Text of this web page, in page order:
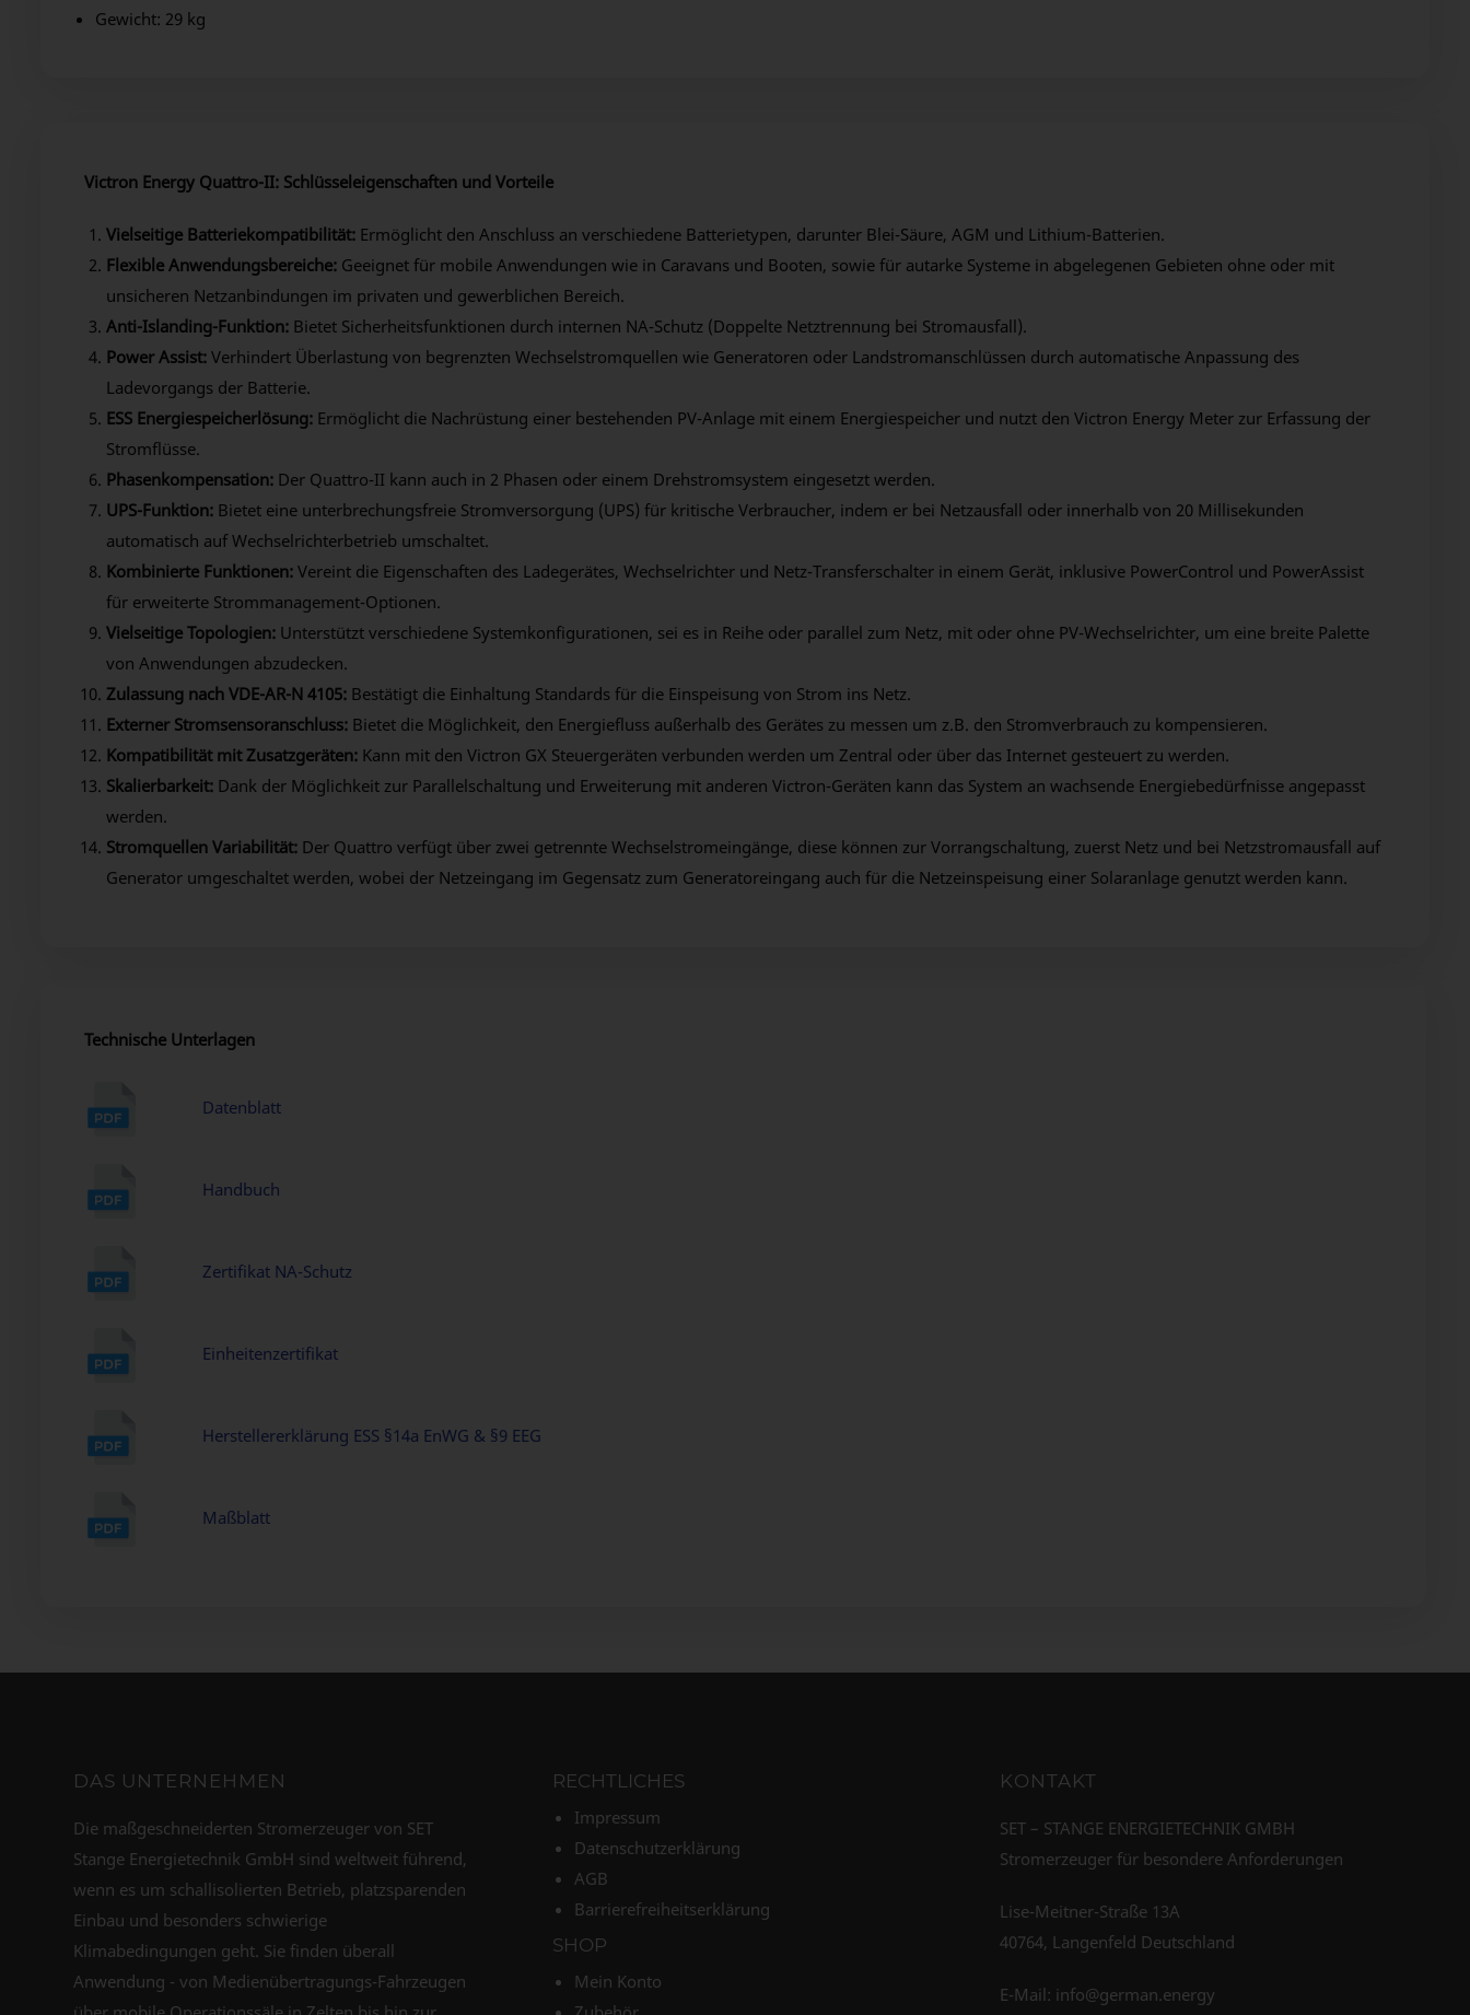
Gewicht: 29 kg
Victron Energy Quattro-II: Schlüsseleigenschaften und Vorteile
Vielseitige Batteriekompatibilität: Ermöglicht den Anschluss an verschiedene Batterietypen, darunter Blei-Säure, AGM und Lithium-Batterien.
Flexible Anwendungsbereiche: Geeignet für mobile Anwendungen wie in Caravans und Booten, sowie für autarke Systeme in abgelegenen Gebieten ohne oder mit
unsicheren Netzanbindungen im privaten und gewerblichen Bereich.
Anti-Islanding-Funktion: Bietet Sicherheitsfunktionen durch internen NA-Schutz (Doppelte Netztrennung bei Stromausfall).
Power Assist: Verhindert Überlastung von begrenzten Wechselstromquellen wie Generatoren oder Landstromanschlüssen durch automatische Anpassung des
Ladevorgangs der Batterie.
ESS Energiespeicherlösung: Ermöglicht die Nachrüstung einer bestehenden PV-Anlage mit einem Energiespeicher und nutzt den Victron Energy Meter zur Erfassung der
Stromflüsse.
Phasenkompensation: Der Quattro-II kann auch in 2 Phasen oder einem Drehstromsystem eingesetzt werden.
UPS-Funktion: Bietet eine unterbrechungsfreie Stromversorgung (UPS) für kritische Verbraucher, indem er bei Netzausfall oder innerhalb von 20 Millisekunden
automatisch auf Wechselrichterbetrieb umschaltet.
Kombinierte Funktionen: Vereint die Eigenschaften des Ladegerätes, Wechselrichter und Netz-Transferschalter in einem Gerät, inklusive PowerControl und PowerAssist
für erweiterte Strommanagement-Optionen.
Vielseitige Topologien: Unterstützt verschiedene Systemkonfigurationen, sei es in Reihe oder parallel zum Netz, mit oder ohne PV-Wechselrichter, um eine breite Palette
von Anwendungen abzudecken.
Zulassung nach VDE-AR-N 4105: Bestätigt die Einhaltung Standards für die Einspeisung von Strom ins Netz.
Externer Stromsensoranschluss: Bietet die Möglichkeit, den Energiefluss außerhalb des Gerätes zu messen um z.B. den Stromverbrauch zu kompensieren.
Kompatibilität mit Zusatzgeräten: Kann mit den Victron GX Steuergeräten verbunden werden um Zentral oder über das Internet gesteuert zu werden.
Skalierbarkeit: Dank der Möglichkeit zur Parallelschaltung und Erweiterung mit anderen Victron-Geräten kann das System an wachsende Energiebedürfnisse angepasst
werden.
Stromquellen Variabilität: Der Quattro verfügt über zwei getrennte Wechselstromeingänge, diese können zur Vorrangschaltung, zuerst Netz und bei Netzstromausfall auf
Generator umgeschaltet werden, wobei der Netzeingang im Gegensatz zum Generatoreingang auch für die Netzeinspeisung einer Solaranlage genutzt werden kann.
Technische Unterlagen
Datenblatt
Handbuch
Zertifikat NA-Schutz
Einheitenzertifikat
Herstellererklärung ESS §14a EnWG & §9 EEG
Maßblatt
DAS UNTERNEHMEN
Die maßgeschneiderten Stromerzeuger von SET
Stange Energietechnik GmbH sind weltweit führend,
wenn es um schallisolierten Betrieb, platzsparenden
Einbau und besonders schwierige
Klimabedingungen geht. Sie finden überall
Anwendung - von Medienübertragungs-Fahrzeugen
RECHTLICHES
Impressum
Datenschutzerklärung
AGB
Barrierefreiheitserklärung
SHOP
Mein Konto
KONTAKT
SET – STANGE ENERGIETECHNIK GMBH
Stromerzeuger für besondere Anforderungen
Lise-Meitner-Straße 13A
40764, Langenfeld Deutschland
E-Mail: info@german.energy